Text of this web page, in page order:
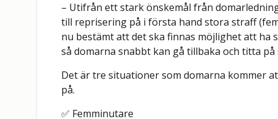
– Utifrån ett stark önskemål från
till reprisering på i första hand stora straff
nu bestämt att det ska finnas möjlighet att ha
så domarna snabbt kan gå tillbaka och titta på
Det är tre situationer som domarna kommer
på.
✅ Femminutare